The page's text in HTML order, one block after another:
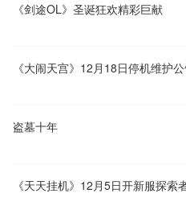
《剑途OL》圣诞狂欢精彩巨献
《大闹天宫》12月18日停机维护
盗墓十年
《天天挂机》12月5日开新服探索